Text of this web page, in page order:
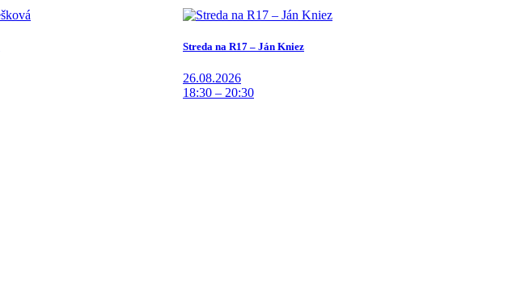
Streda na R17 – Ján Kniez
26.08.2026
18:30 – 20:30